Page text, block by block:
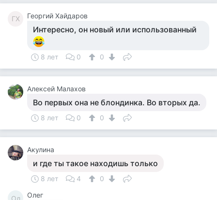
ГХ Георгий Хайдаров
Интересно, он новый или использованный
8 лет 0 0
Алексей Малахов
Во первых она не блондинка. Во вторых да.
8 лет 0 0
Акулина
и где ты такое находишь только
8 лет 4 0
Ол Олег